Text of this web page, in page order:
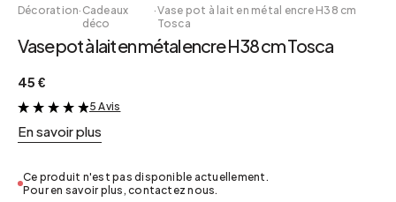
Décoration· Cadeaux
déco
·Vase pot à lait en métal encre H38 cm
Tosca
Vase pot à lait en métal encre H38 cm Tosca
45 €
&
5 Avis
En savoir plus
Ce produit n'est pas disponible actuellement.
Pour en savoir plus, contactez nous.